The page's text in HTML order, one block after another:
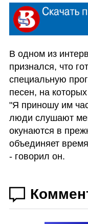
В одном из
признался, что
специальную
песен, на
"Я приношу им
люди слушают
окунаются в
объединяет
- говорил он.